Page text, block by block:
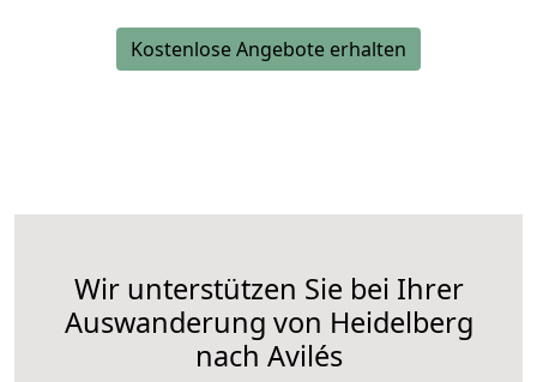
Kostenlose Angebote erhalten
Wir unterstützen Sie bei Ihrer
Auswanderung von Heidelberg
nach Avilés